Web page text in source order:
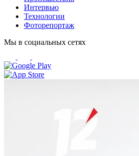
Интервью
Технологии
Фоторепортаж
Мы в социальных сетях